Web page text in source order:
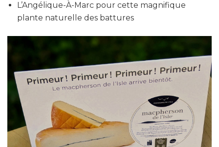
L’Angélique-À-Marc pour cette magnifique
plante naturelle des battures